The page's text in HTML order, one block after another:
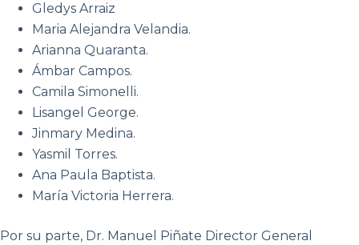
Gledys Arraiz
Maria Alejandra Velandia.
Arianna Quaranta.
Ámbar Campos.
Camila Simonelli.
Lisangel George.
Jinmary Medina.
Yasmil Torres.
Ana Paula Baptista.
María Victoria Herrera.
Por su parte, Dr. Manuel Piñate Director General